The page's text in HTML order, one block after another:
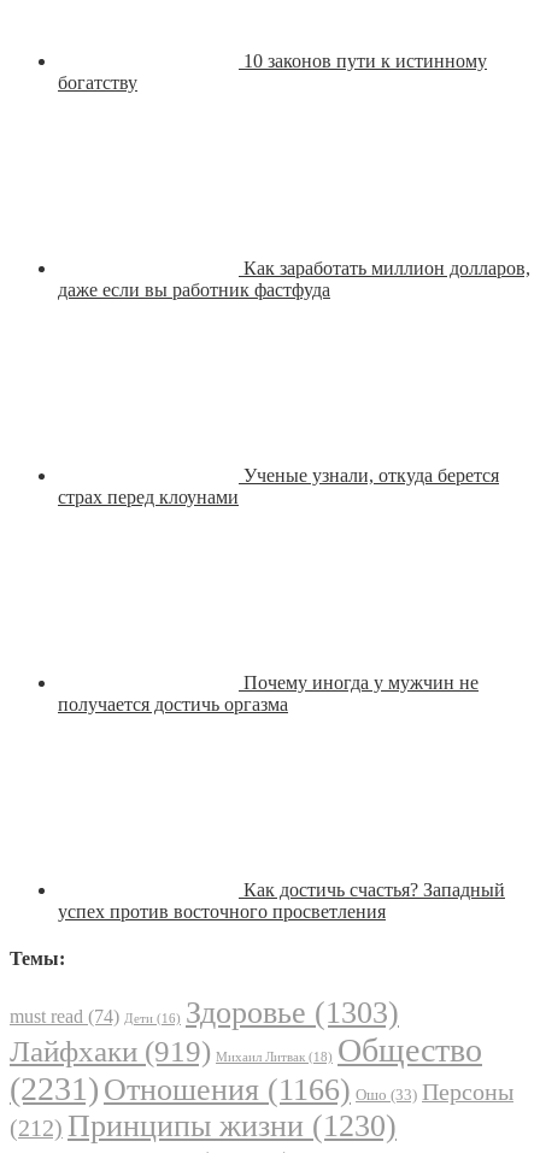
10 законов пути к истинному
богатству
Как заработать миллион долларов,
даже если вы работник фастфуда
Ученые узнали, откуда берется
страх перед клоунами
Почему иногда у мужчин не
получается достичь оргазма
Как достичь счастья? Западный
успех против восточного просветления
Темы:
must read (74) Дети (16) Здоровье (1303)
Лайфхаки (919) Михаил Литвак (18) Общество
(2231) Отношения (1166) Ошо (33) Персоны
(212) Принципы жизни (1230)